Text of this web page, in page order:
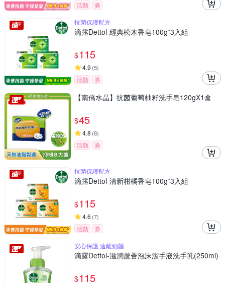
活動
券
抗菌保護配方
滴露Dettol-經典松木香皂100g*3入組
$115
4.9 (5)
活動 券
【南僑水晶】抗菌葡萄柚籽洗手皂120gX1盒
$45
4.8 (8)
活動 券
抗菌保護配方
滴露Dettol-清新柑橘香皂100g*3入組
$115
4.6 (7)
活動
券
安心保護 遠離細菌
滴露Dettol-滋潤蘆薈泡沫潔手液洗手乳(250ml)
$115